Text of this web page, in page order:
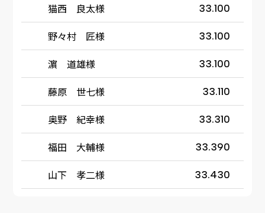
猫西 良太様 33.100
野々村 匠様 33.100
濵 道雄様 33.100
藤原 世七様 33.110
奥野 紀幸様 33.310
福田 大輔様 33.390
山下 孝二様 33.430